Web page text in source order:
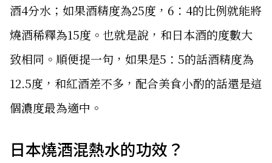
酒4分水；如果酒精度為25度，6：4的比例就能將
燒酒稀釋為15度。也就是說，和日本酒的度數大
致相同。順便提一句，如果是5：5的話酒精度為
12.5度，和紅酒差不多，配合美食小酌的話還是這
個濃度最為適中。
日本燒酒混熱水的功效？